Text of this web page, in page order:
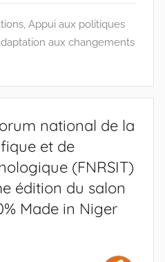
, Appui aux politiques
aux changements
national de la
et de
(FNRSIT)
édition du salon
Made in Niger